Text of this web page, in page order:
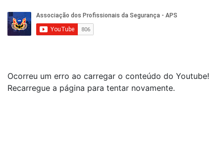
Ocorreu um erro ao carregar o conteúdo do Youtube!
Recarregue a página para tentar novamente.